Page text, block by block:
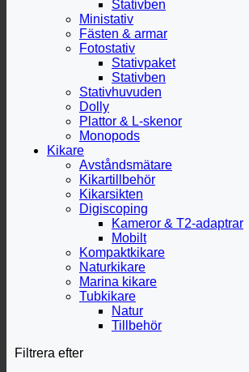
Stativben
Ministativ
Fästen & armar
Fotostativ
Stativpaket
Stativben
Stativhuvuden
Dolly
Plattor & L-skenor
Monopods
Kikare
Avståndsmätare
Kikartillbehör
Kikarsikten
Digiscoping
Kameror & T2-adaptrar
Mobilt
Kompaktkikare
Naturkikare
Marina kikare
Tubkikare
Natur
Tillbehör
Filtrera efter